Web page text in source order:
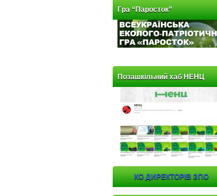
Гра “Паросток”
Позашкільний хаб НЕНЦ
КО ДИРЕКТОРІВ ЗПО